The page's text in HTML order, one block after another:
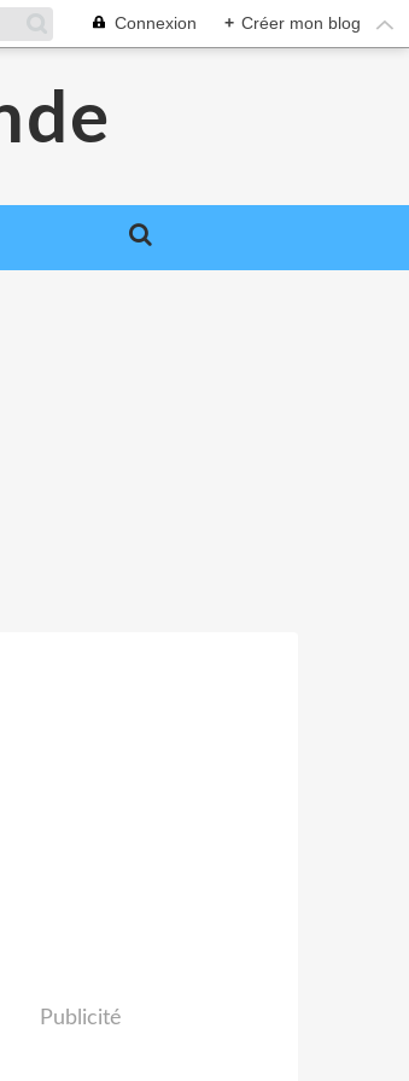
Connexion + Créer mon blog
Publicité